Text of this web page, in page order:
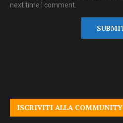
next time I comment.
ISCRIVITI ALLA COMMUNITY